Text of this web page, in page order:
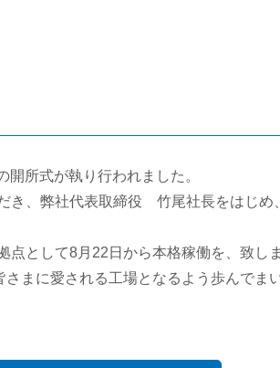
所式が執り行われました。
き、弊社代表取締役 竹尾社長をはじめ
として8月22日から本格稼働を、致しま
まに愛される工場となるよう歩んでま